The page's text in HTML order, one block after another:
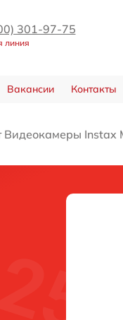
301-97-75
линия
Вакансии Контакты
Видеокамеры Instax